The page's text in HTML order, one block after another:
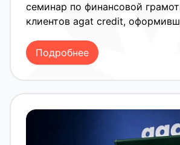
семинар по финансовой
клиентов agat credit,
“KOICA” Kasb-hunarga oqitish
В рамках семинара участники
практические
рекомендации по:
— планированию и учёту
Подробнее